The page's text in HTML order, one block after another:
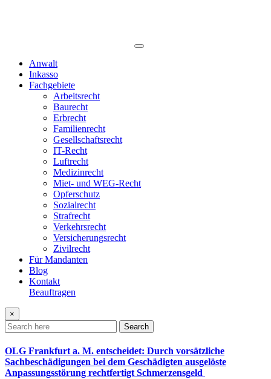
Anwalt
Inkasso
Fachgebiete
Arbeitsrecht
Baurecht
Erbrecht
Familienrecht
Gesellschaftsrecht
IT-Recht
Luftrecht
Medizinrecht
Miet- und WEG-Recht
Opferschutz
Sozialrecht
Strafrecht
Verkehrsrecht
Versicherungsrecht
Zivilrecht
Für Mandanten
Blog
Kontakt
Beauftragen
×
Search
OLG Frankfurt a. M. entscheidet: Durch vorsätzliche
Sachbeschädigungen bei dem Geschädigten ausgelöste
Anpassungsstörung rechtfertigt Schmerzensgeld